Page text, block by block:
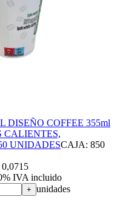
DISEÑO COFFEE 355ml
CALIENTES,
UNIDADESCAJA: 850
0,0715
IVA incluido
+ unidades